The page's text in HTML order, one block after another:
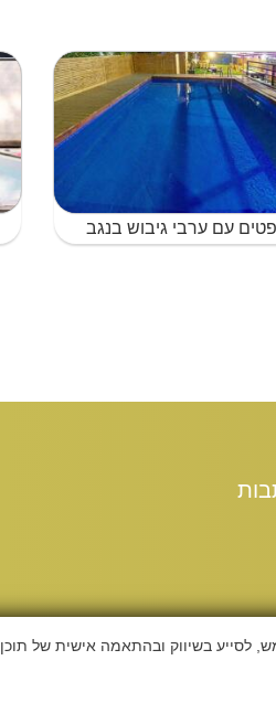
עם ערבי גיבוש בנגב
לסייע בשיווק ובהתאמה אישית של תוכן